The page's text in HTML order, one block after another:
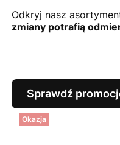
Odkryj nasz
zmiany potrafią
Sprawdź
Okazja